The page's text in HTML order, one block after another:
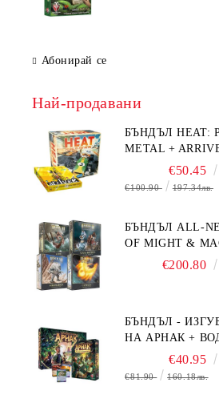
Абонирай се
Най-продавани
БЪНДЪЛ HEAT:
METAL +
€50.45
€100.90 197.34лв.
БЪНДЪЛ ALL-
OF MIGHT &
BOARD GAME
€200.80
БЪНДЪЛ -
НА АРНАК + ВОДАЧИ НА
ЕКСПЕДИЦИИ
БЕЗПЛАТНО
€40.95
€81.90 160.18лв.